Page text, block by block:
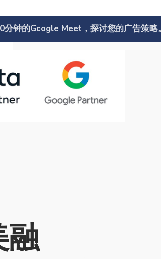
分钟的Google Meet，探讨您的广告策略。